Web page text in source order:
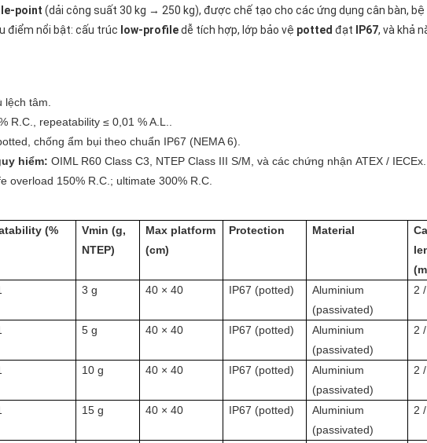
point (dải công suất 30 kg → 250 kg), được chế tạo cho các ứng dụng cân bàn, bệ
điểm nổi bật: cấu trúc low-profiledễ tích hợp, lớp bảo vệ potted đạt IP67, và khả
tâm.
R.C., repeatability ≤ 0,01 % A.L..
chống ẩm bụi theo chuẩn IP67 (NEMA 6).
hiểm: OIML R60 Class C3, NTEP Class III S/M, và các chứng nhận ATEX / IECEx.
overload 150% R.C.; ultimate 300% R.C.
(%
Vmin (g,
NTEP)
Max platform
(cm)
Protection Material
3 g 40 × 40 IP67 (potted)
Aluminium
(passivated)
2
5 g 40 × 40 IP67 (potted)
Aluminium
(passivated)
2
10 g 40 × 40 IP67 (potted)
Aluminium
(passivated)
2
15 g 40 × 40 IP67 (potted)
Aluminium
(passivated)
2